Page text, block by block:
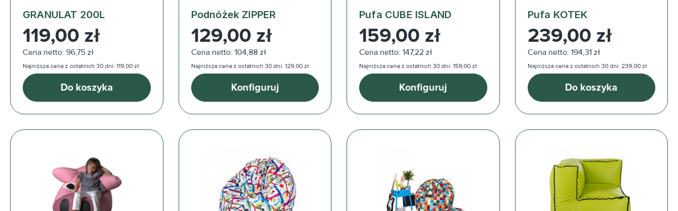
GRANULAT 200L
Cena regularna:
119,00 zł
Cena netto: 96,75 zł
Najniższa cena z ostatnich 30 dni: 119,00 zł
Do koszyka
Podnóżek ZIPPER
Cena regularna:
129,00 zł
Cena netto: 104,88 zł
Najniższa cena z ostatnich 30 dni: 129,00 zł
Konfiguruj
Pufa CUBE ISLAND
Cena regularna:
159,00 zł
Cena netto: 147,22 zł
Najniższa cena z ostatnich 30 dni: 159,00 zł
Konfiguruj
Pufa KOTEK
Cena regularna:
239,00 zł
Cena netto: 194,31 zł
Najniższa cena z ostatnich 30 dni: 239,00 zł
Do koszyka